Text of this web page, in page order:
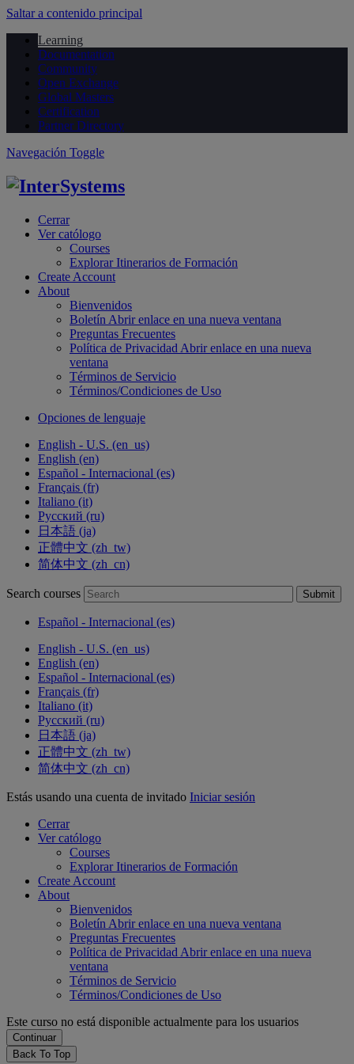
Saltar a contenido principal
Learning
Documentation
Community
Open Exchange
Global Masters
Certification
Partner Directory
Navegación Toggle
Cerrar
Ver católogo
Courses
Explorar Itinerarios de Formación
Create Account
About
Bienvenidos
Boletín Abrir enlace en una nueva ventana
Preguntas Frecuentes
Política de Privacidad Abrir enlace en una nueva
ventana
Términos de Servicio
Términos/Condiciones de Uso
Opciones de lenguaje
English - U.S. ‎(en_us)‎
English ‎(en)‎
Español - Internacional ‎(es)‎
Français ‎(fr)‎
Italiano ‎(it)‎
Русский ‎(ru)‎
日本語 ‎(ja)‎
正體中文 ‎(zh_tw)‎
简体中文 ‎(zh_cn)‎
Search courses Submit
Español - Internacional ‎(es)‎
English - U.S. ‎(en_us)‎
English ‎(en)‎
Español - Internacional ‎(es)‎
Français ‎(fr)‎
Italiano ‎(it)‎
Русский ‎(ru)‎
日本語 ‎(ja)‎
正體中文 ‎(zh_tw)‎
简体中文 ‎(zh_cn)‎
Estás usando una cuenta de invitado Iniciar sesión
Cerrar
Ver católogo
Courses
Explorar Itinerarios de Formación
Create Account
About
Bienvenidos
Boletín Abrir enlace en una nueva ventana
Preguntas Frecuentes
Política de Privacidad Abrir enlace en una nueva
ventana
Términos de Servicio
Términos/Condiciones de Uso
Este curso no está disponible actualmente para los usuarios
Back To Top